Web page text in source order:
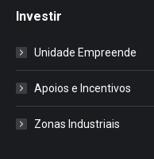
Investir
Unidade Empreende
Apoios e Incentivos
Zonas Industriais